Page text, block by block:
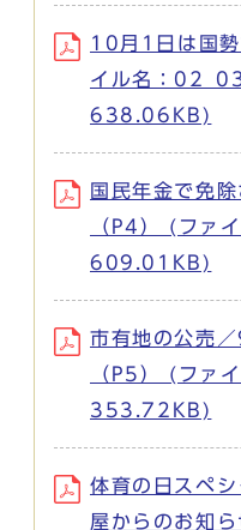
10月1日は国
イル名：
638.06KB)
国民年金で免
（P4） (ファ
609.01KB)
市有地の公売
（P5） (ファ
353.72KB)
体育の日スペ
屋からのお知